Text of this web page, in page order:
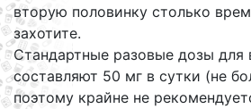
вторую половинку столько
захотите.
Стандартные разовые дозы
составляют 50 мг в сутки (не
поэтому крайне не